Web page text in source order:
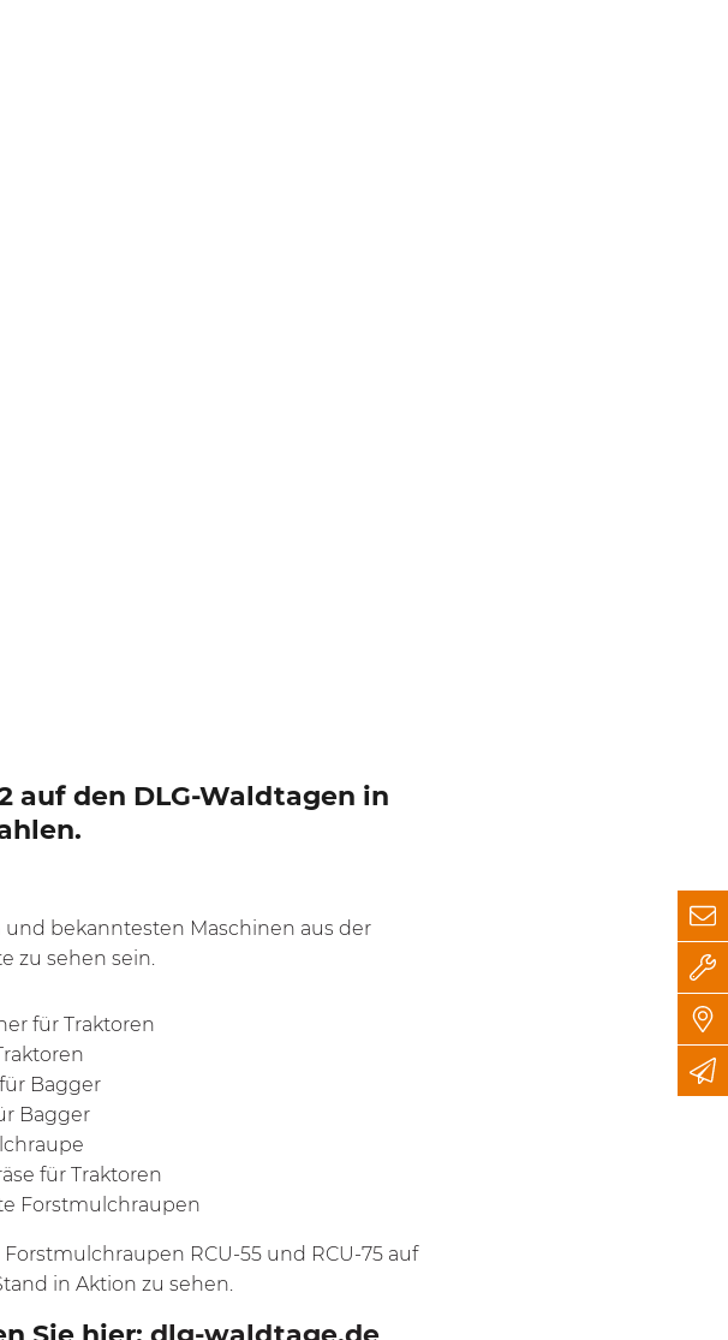
auf den DLG-Waldtagen in
bekanntesten Maschinen aus der
zu sehen sein.
für Traktoren
Bagger
Bagger
für Traktoren
Forstmulchraupen
RCU-55 und RCU-75 auf
in Aktion zu sehen.